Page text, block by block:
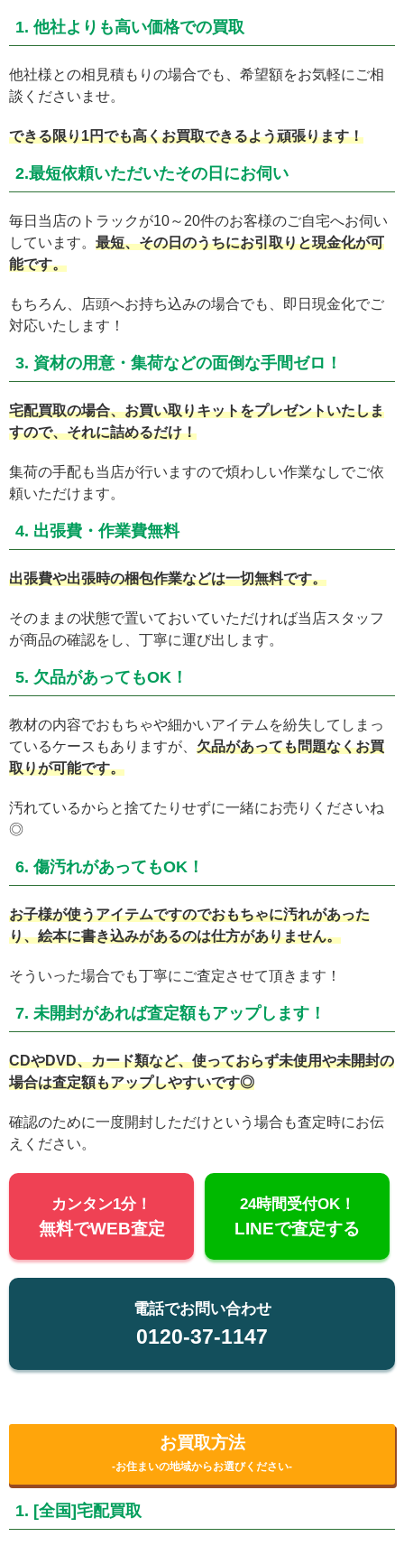
1. 他社よりも高い価格での買取
他社様との相見積もりの場合でも、希望額をお気軽にご相
談くださいませ。
できる限り1円でも高くお買取できるよう頑張ります！
2.最短依頼いただいたその日にお伺い
毎日当店のトラックが10～20件のお客様のご自宅へお伺い
しています。 最短、その日のうちにお引取りと現金化が可
能です。
もちろん、店頭へお持ち込みの場合でも、即日現金化でご
対応いたします！
3. 資材の用意・集荷などの面倒な手間ゼロ！
宅配買取の場合、お買い取りキットをプレゼントいたしま
すので、それに詰めるだけ！
集荷の手配も当店が行いますので煩わしい作業なしでご依
頼いただけます。
4. 出張費・作業費無料
出張費や出張時の梱包作業などは一切無料です。
そのままの状態で置いておいていただければ当店スタッフ
が商品の確認をし、丁寧に運び出します。
5. 欠品があってもOK！
教材の内容でおもちゃや細かいアイテムを紛失してしまっ
ているケースもありますが、 欠品があっても問題なくお買
取りが可能です。
汚れているからと捨てたりせずに一緒にお売りくださいね
◎
6. 傷汚れがあってもOK！
お子様が使うアイテムですのでおもちゃに汚れがあった
り、絵本に書き込みがあるのは仕方がありません。
そういった場合でも丁寧にご査定させて頂きます！
7. 未開封があれば査定額もアップします！
CDやDVD、カード類など、使っておらず未使用や未開封の
場合は査定額もアップしやすいです◎
確認のために一度開封しただけという場合も査定時にお伝
えください。
カンタン1分！
無料でWEB査定
24時間受付OK！
LINEで査定する
電話でお問い合わせ
0120-37-1147
お買取方法
-お住まいの地域からお選びください-
1. [全国]宅配買取